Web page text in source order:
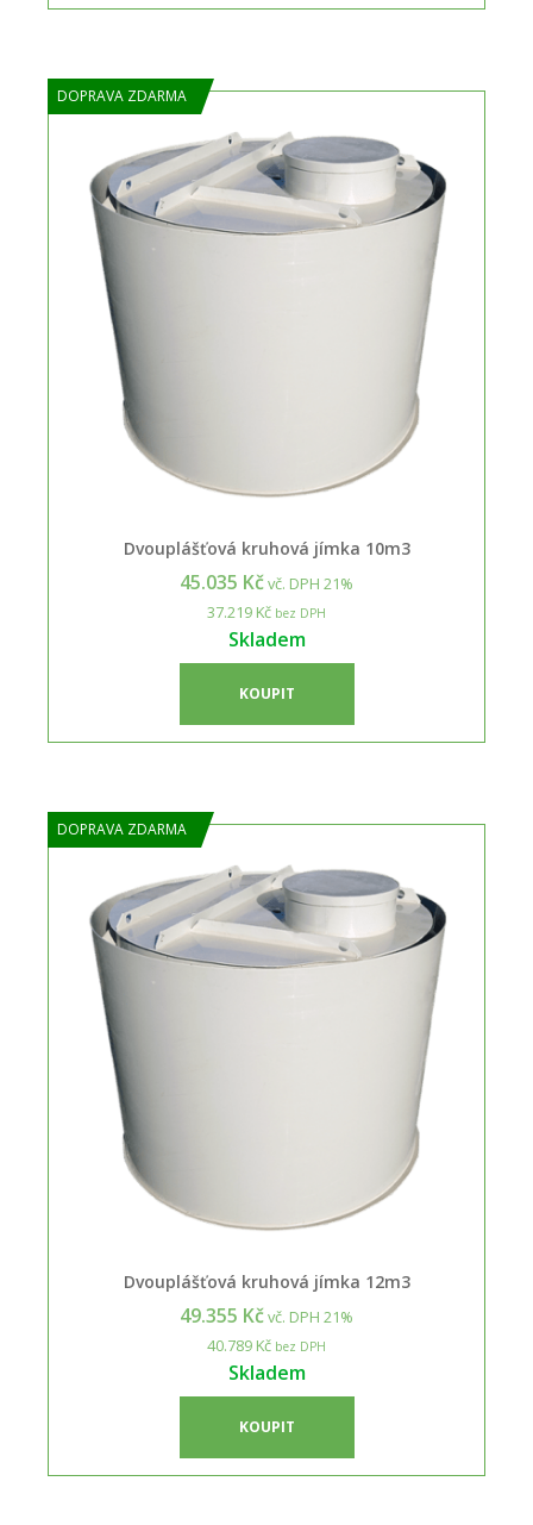
DOPRAVA ZDARMA
Dvouplášťová kruhová jímka 10m3
45.035 Kčvč. DPH 21%
37.219 Kč bez DPH
Skladem
KOUPIT
DOPRAVA ZDARMA
Dvouplášťová kruhová jímka 12m3
49.355 Kčvč. DPH 21%
40.789 Kč bez DPH
Skladem
KOUPIT